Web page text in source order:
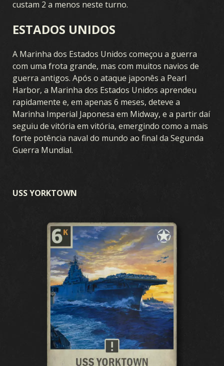
custam 2 a menos neste turno.
ESTADOS UNIDOS
A Marinha dos Estados Unidos começou a guerra
com uma frota grande, mas com muitos navios de
guerra antigos. Após o ataque japonês a Pearl
Harbor, a Marinha dos Estados Unidos aprendeu
rapidamente e, em apenas 6 meses, deteve a
Marinha Imperial Japonesa em Midway, e a partir daí
seguiu de vitória em vitória, emergindo como a mais
forte potência naval do mundo ao final da Segunda
Guerra Mundial.
USS YORKTOWN